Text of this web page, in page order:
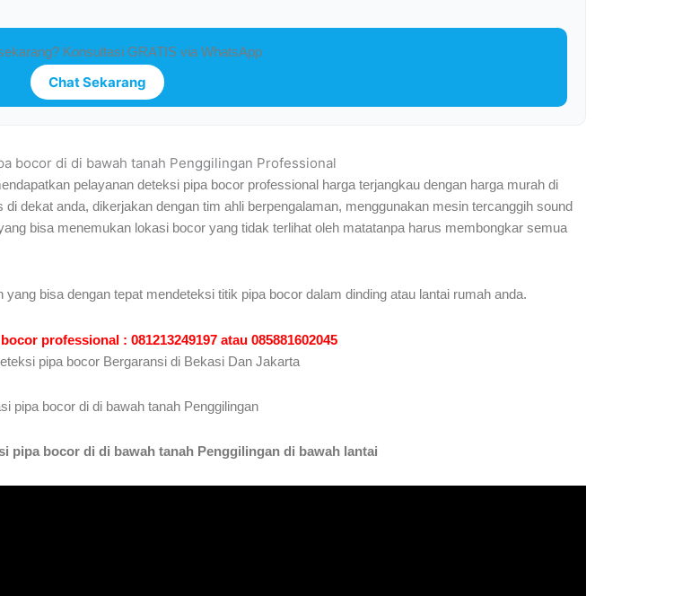
Konsultasi GRATIS via WhatsApp
Chat Sekarang
bocor di di bawah tanah Penggilingan Professional
pelayanan deteksi pipa bocor professional harga terjangkau dengan harga murah di
dekat anda, dikerjakan dengan tim ahli berpengalaman, menggunakan mesin tercanggih sound
bisa menemukan lokasi bocor yang tidak terlihat oleh matatanpa harus membongkar semua
bisa dengan tepat mendeteksi titik pipa bocor dalam dinding atau lantai rumah anda.
professional : 081213249197 atau 085881602045
pipa bocor Bergaransi di Bekasi Dan Jakarta
pipa bocor di di bawah tanah Penggilingan di bawah lantai